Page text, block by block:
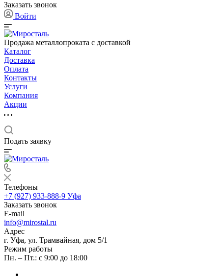
Заказать звонок
Войти
Продажа металлопроката с доставкой
Каталог
Доставка
Оплата
Контакты
Услуги
Компания
Акции
Подать заявку
Телефоны
+7 (927) 933-888-9 Уфа
Заказать звонок
E-mail
info@mirostal.ru
Адрес
г. Уфа, ул. Трамвайная, дом 5/1
Режим работы
Пн. – Пт.: с 9:00 до 18:00